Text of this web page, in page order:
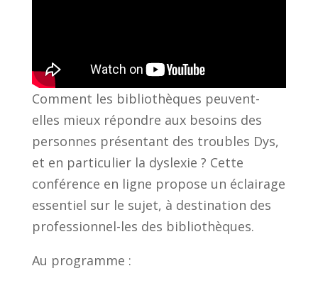
Comment les bibliothèques peuvent-
elles mieux répondre aux besoins des
personnes présentant des troubles Dys,
et en particulier la dyslexie ? Cette
conférence en ligne propose un éclairage
essentiel sur le sujet, à destination des
professionnel-les des bibliothèques.
Au programme :